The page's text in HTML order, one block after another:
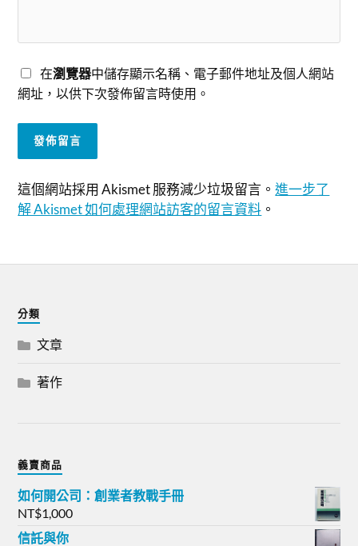
在瀏覽器中儲存顯示名稱、電子郵件地址及個人網站
網址，以供下次發佈留言時使用。
這個網站採用 Akismet 服務減少垃圾留言。進一步了
解 Akismet 如何處理網站訪客的留言資料 。
分類
文章
著作
義賣商品
如何開公司：創業者教戰手冊
NT$1,000
信託與你